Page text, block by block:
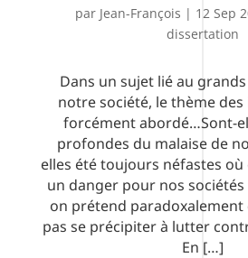
par Jean-François | 12 Sep
dissertation
Dans un sujet lié au
notre société, le thème
forcément abordé…Sont-
profondes du malaise de
elles été toujours néfastes
un danger pour nos
on prétend paradoxalement
pas se précipiter à lutter
En […]